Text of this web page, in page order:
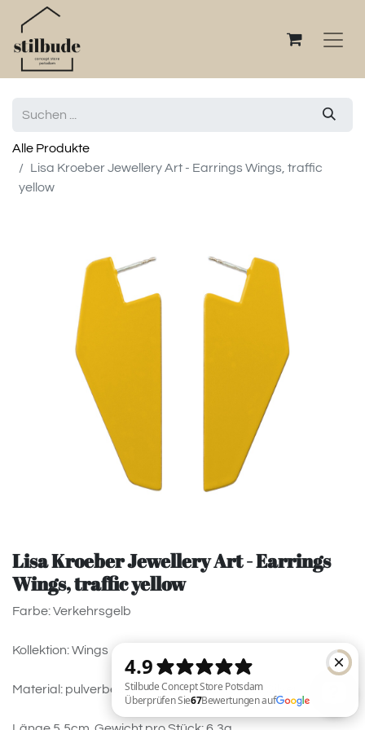
Alle Produkte
Lisa Kroeber Jewellery Art - Earrings Wings, traffic
yellow
Lisa Kroeber Jewellery Art - Earrings
Wings, traffic yellow
Farbe: Verkehrsgelb
Kollektion: Wings
Material: pulverbeschichtetes Messing, 925 Silver